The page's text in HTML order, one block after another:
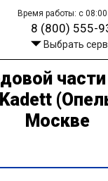
Время работы: с
8 (800) 555-
Выбрать
Москве